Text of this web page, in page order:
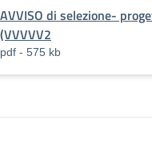
AVVISO di selezione-
(VVVVV2
pdf - 575 kb